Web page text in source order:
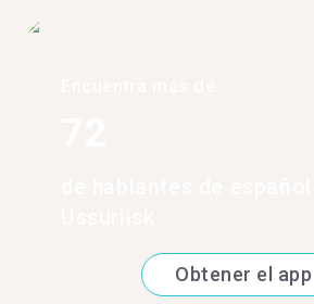
Obtener el app